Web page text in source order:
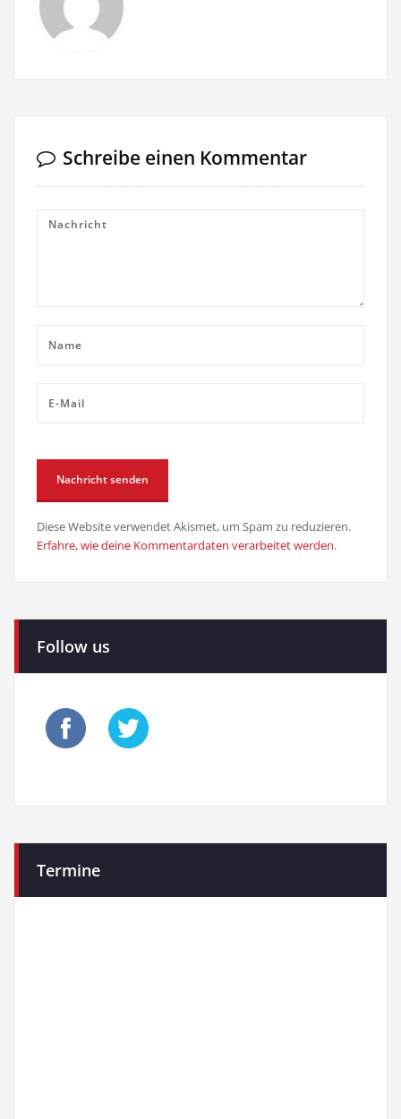
Schreibe einen Kommentar
Diese Website verwendet Akismet, um Spam zu reduzieren.
Erfahre, wie deine Kommentardaten verarbeitet werden.
Follow us
Termine